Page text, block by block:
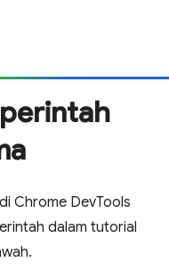
Chrome DevTools
dalam tutorial